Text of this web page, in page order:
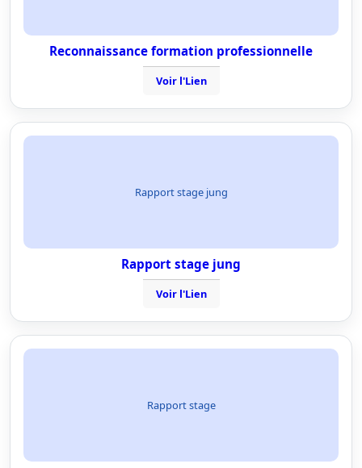
Reconnaissance formation professionnelle
Voir l'Lien
Rapport stage jung
Rapport stage jung
Voir l'Lien
Rapport stage